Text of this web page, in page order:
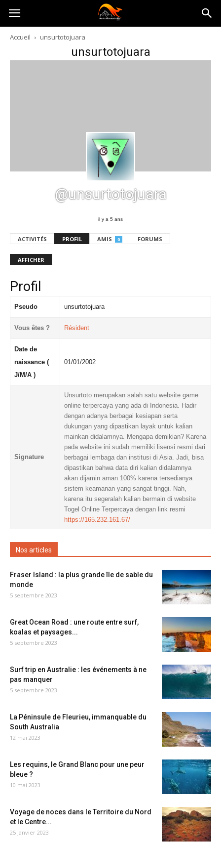
Australia-
australie.com
Accueil unsurtotojuara
unsurtotojuara
@unsurtotojuara
il y a 5 ans
ACTIVITÉS PROFIL AMIS 0 FORUMS
AFFICHER
Profil
Pseudo unsurtotojuara
Vous êtes ? Résident
Date de
naissance (
J/M/A )
01/01/2002
Signature
Unsurtoto merupakan salah satu website game
online terpercaya yang ada di Indonesia. Hadir
dengan adanya berbagai kesiapan serta
dukungan yang dipastikan layak untuk kalian
mainkan didalamnya. Mengapa demikian? Karena
pada website ini sudah memiliki lisensi resmi dari
berbagai lembaga dan institusi di Asia. Jadi, bisa
dipastikan bahwa data diri kalian didalamnya
akan dijamin aman 100% karena tersedianya
sistem keamanan yang sangat tinggi. Nah,
karena itu segeralah kalian bermain di website
Togel Online Terpercaya dengan link resmi
https://165.232.161.67/
Nos articles
Fraser Island : la plus grande île de sable du
monde
5 septembre 2023
Great Ocean Road : une route entre surf,
koalas et paysages...
5 septembre 2023
Surf trip en Australie : les événements à ne
pas manquer
5 septembre 2023
La Péninsule de Fleurieu, immanquable du
South Australia
12 mai 2023
Les requins, le Grand Blanc pour une peur
bleue ?
10 mai 2023
Voyage de noces dans le Territoire du Nord
et le Centre...
25 janvier 2023